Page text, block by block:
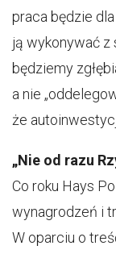
praca będzie
ją wykonywać z
będziemy
a nie
że
„Nie od razu
Co roku Hays
wynagrodzeń i
W oparciu o